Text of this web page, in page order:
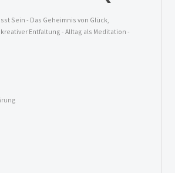
Sein - Das Geheimnis von Glück,
Entfaltung - Alltag als Meditation -